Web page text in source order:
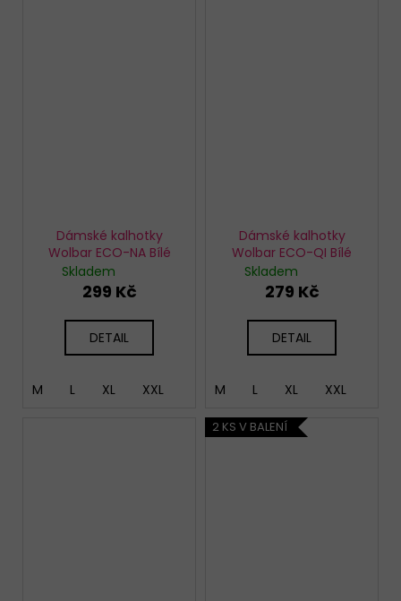
Dámské kalhotky
Wolbar ECO-NA Bílé
Skladem
299 Kč
DETAIL
M L XL XXL
Dámské kalhotky
Wolbar ECO-QI Bílé
Skladem
279 Kč
DETAIL
M L XL XXL
2 KS V BALENÍ